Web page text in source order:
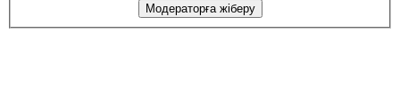
Модераторға жіберу